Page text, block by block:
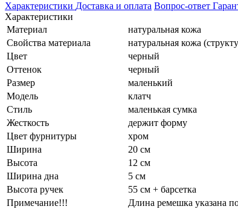
Характеристики Доставка и оплата Вопрос-ответ
Характеристики
Материал
натуральная кожа
Свойства материала
натуральная кожа
Цвет
черный
Оттенок
черный
Размер
маленький
Модель
клатч
Стиль
маленькая сумка
Жесткость
держит форму
Цвет фурнитуры
хром
Ширина
20 см
Высота
12 см
Ширина дна
5 см
Высота ручек
55 см + барсетка
Примечание!!!
Длина ремешка указана